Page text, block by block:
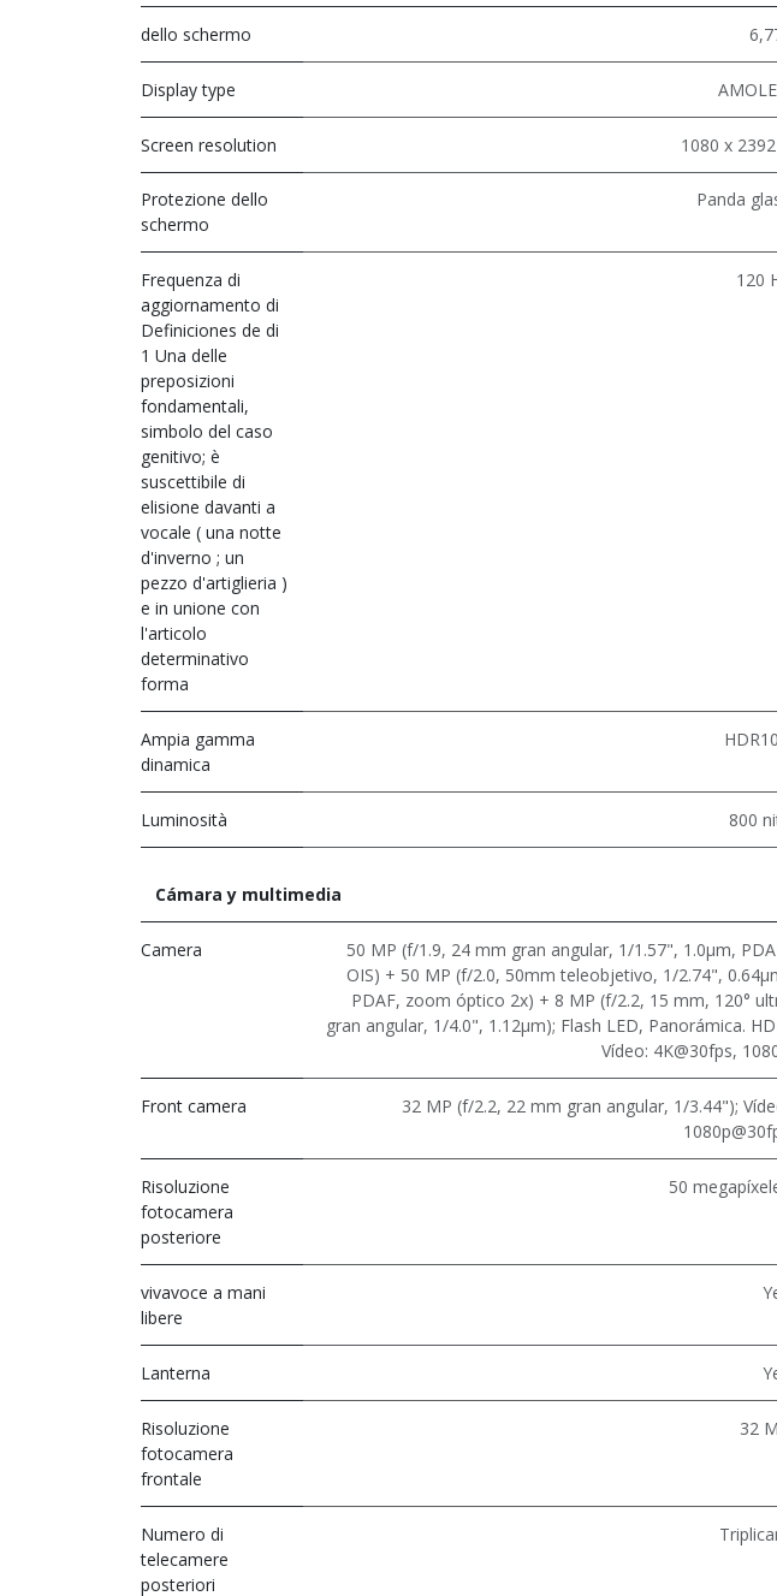
dello schermo
Display type
Screen resolution 1080 x
Protezione dello
schermo
Panda
Frequenza di
aggiornamento di
Definiciones de di
1 Una delle
preposizioni
fondamentali,
simbolo del caso
genitivo; è
suscettibile di
elisione davanti a
vocale ( una notte
d'inverno ; un
pezzo d'artiglieria )
e in unione con
l'articolo
determinativo
forma
120
Ampia gamma
dinamica
Luminosità 800
Cámara y multimedia
Camera
50 MP (f/1.9, 24 mm gran angular, 1/1.57", 1.0μm,
OIS) + 50 MP (f/2.0, 50mm teleobjetivo, 1/2.74",
PDAF, zoom óptico 2x) + 8 MP (f/2.2, 15 mm, 120°
gran angular, 1/4.0", 1.12μm); Flash LED, Panorámica.
Vídeo: 4K@30fps,
Front camera
32 MP (f/2.2, 22 mm gran angular, 1/3.44");
Risoluzione
fotocamera
posteriore
50
vivavoce a mani
libere
Lanterna
Risoluzione
fotocamera
frontale
32
Numero di
telecamere
posteriori